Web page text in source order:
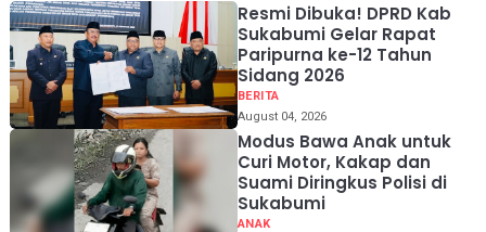
Resmi Dibuka! DPRD Kab
Sukabumi Gelar Rapat
Paripurna ke-12 Tahun
Sidang 2026
BERITA
August 04, 2026
Modus Bawa Anak untuk
Curi Motor, Kakap dan
Suami Diringkus Polisi di
Sukabumi
ANAK